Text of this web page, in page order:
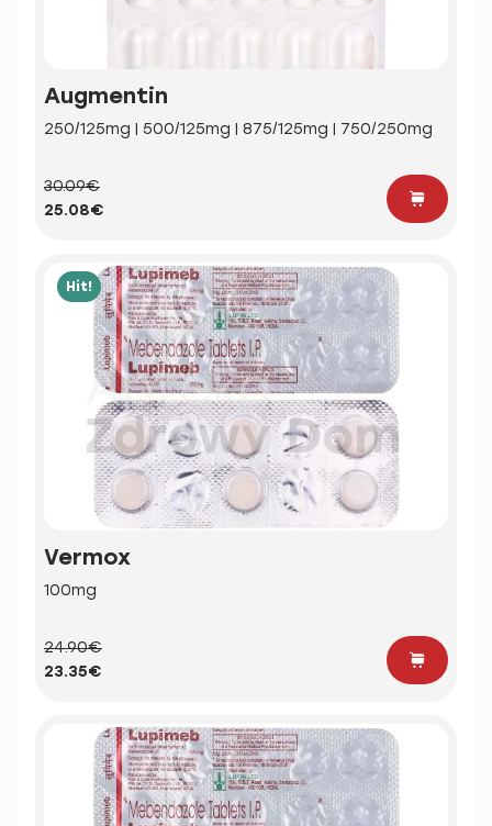
Augmentin
250/125mg | 500/125mg | 875/125mg | 750/250mg
30.09€
25.08€
Hit!
Vermox
100mg
24.90€
23.35€